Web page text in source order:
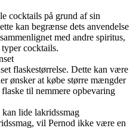
cocktails på grund af sin
kan begrænse dets anvendelse
med andre spiritus,
cocktails.
flaskestørrelse. Dette kan være
ønsker at købe større mængder
til nemmere opbevaring
lide lakridssmag
vil Pernod ikke være en